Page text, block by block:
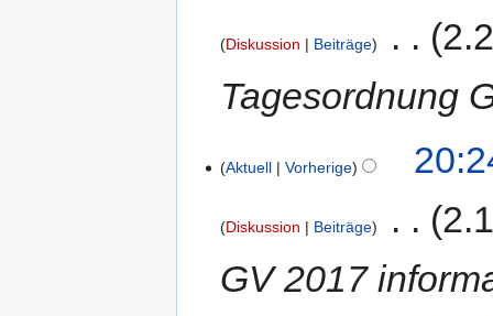
Diskussion Beiträge
Tagesordnung
Aktuell Vorherige
Diskussion Beiträge
GV 2017